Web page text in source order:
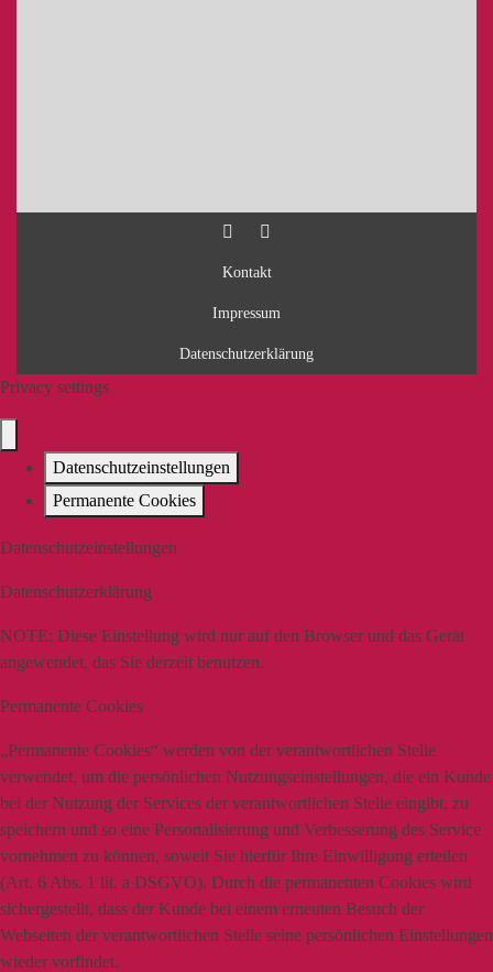
Kontakt
Impressum
Datenschutzerklärung
Privacy settings
Datenschutzeinstellungen
Permanente Cookies
Datenschutzeinstellungen
Datenschutzerklärung
NOTE: Diese Einstellung wird nur auf den Browser und das Gerät
angewendet, das Sie derzeit benutzen.
Permanente Cookies
„Permanente Cookies“ werden von der verantwortlichen Stelle
verwendet, um die persönlichen Nutzungseinstellungen, die ein Kunde
bei der Nutzung der Services der verantwortlichen Stelle eingibt, zu
speichern und so eine Personalisierung und Verbesserung des Service
vornehmen zu können, soweit Sie hierfür Ihre Einwilligung erteilen
(Art. 6 Abs. 1 lit. a DSGVO). Durch die permanenten Cookies wird
sichergestellt, dass der Kunde bei einem erneuten Besuch der
Webseiten der verantwortlichen Stelle seine persönlichen Einstellungen
wieder vorfindet.